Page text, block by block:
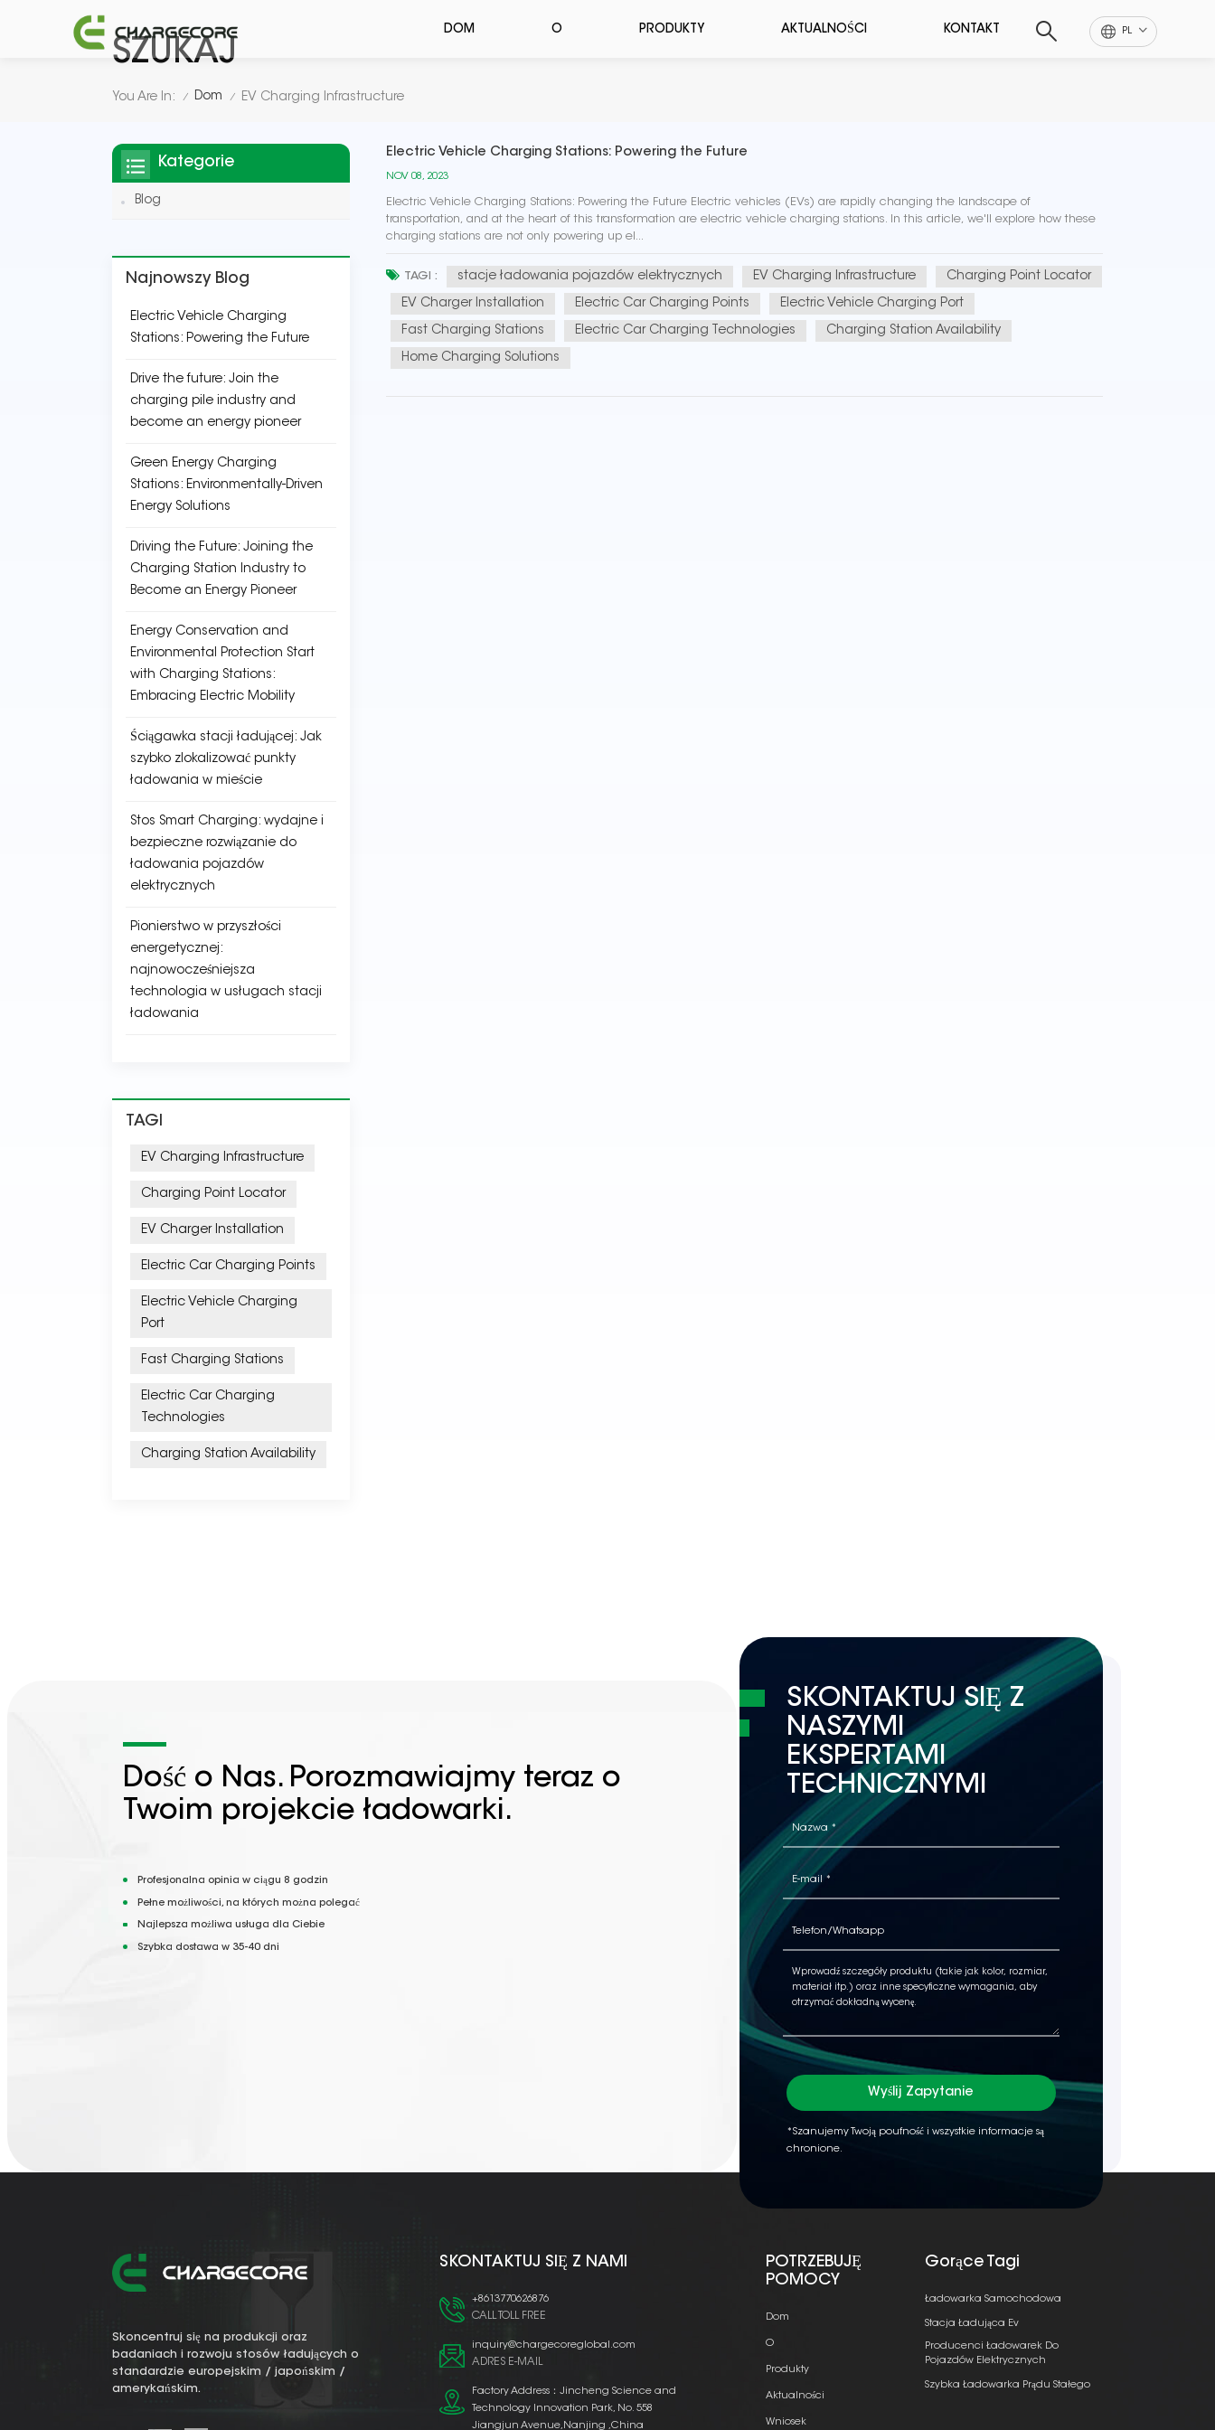
PL
DOM O PRODUKTY AKTUALNOŚCI KONTAKT
SZUKAJ
You Are In: / Dom / EV Charging Infrastructure
Electric Vehicle Charging Stations: Powering the Future
NOV 08, 2023
Electric Vehicle Charging Stations: Powering the Future Electric vehicles (EVs) are rapidly changing the landscape of
transportation, and at the heart of this transformation are electric vehicle charging stations. In this article, we'll explore how these
charging stations are not only powering up el...
TAGI : stacje ładowania pojazdów elektrycznych EV Charging Infrastructure Charging Point Locator
EV Charger Installation Electric Car Charging Points Electric Vehicle Charging Port
Fast Charging Stations Electric Car Charging Technologies Charging Station Availability
Home Charging Solutions
Kategorie
Blog
Najnowszy Blog
Electric Vehicle Charging
Stations: Powering the Future
Drive the future: Join the
charging pile industry and
become an energy pioneer
Green Energy Charging
Stations: Environmentally-Driven
Energy Solutions
Driving the Future: Joining the
Charging Station Industry to
Become an Energy Pioneer
Energy Conservation and
Environmental Protection Start
with Charging Stations:
Embracing Electric Mobility
Ściągawka stacji ładującej: Jak
szybko zlokalizować punkty
ładowania w mieście
Stos Smart Charging: wydajne i
bezpieczne rozwiązanie do
ładowania pojazdów
elektrycznych
Pionierstwo w przyszłości
energetycznej:
najnowocześniejsza
technologia w usługach stacji
ładowania
TAGI
EV Charging Infrastructure
Charging Point Locator
EV Charger Installation
Electric Car Charging Points
Electric Vehicle Charging
Port
Fast Charging Stations
Electric Car Charging
Technologies
Charging Station Availability
Dość o Nas. Porozmawiajmy teraz o
Twoim projekcie ładowarki.
Profesjonalna opinia w ciągu 8 godzin
Pełne możliwości, na których można polegać
Najlepsza możliwa usługa dla Ciebie
Szybka dostawa w 35-40 dni
SKONTAKTUJ SIĘ Z
NASZYMI
EKSPERTAMI
TECHNICZNYMI
Wyślij Zapytanie
*Szanujemy Twoją poufność i wszystkie informacje są
chronione.
Skoncentruj się na produkcji oraz
badaniach i rozwoju stosów ładujących o
standardzie europejskim / japońskim /
amerykańskim.
SKONTAKTUJ SIĘ Z NAMI
+8613770626876
CALL TOLL FREE
inquiry@chargecoreglobal.com
ADRES E-MAIL
Factory Address：Jincheng Science and
Technology Innovation Park, No. 558
Jiangjun Avenue,Nanjing ,China
POTRZEBUJĘ
POMOCY
Dom
O
Produkty
Aktualności
Wniosek
Gorące Tagi
Ładowarka Samochodowa
Stacja Ładująca Ev
Producenci Ładowarek Do
Pojazdów Elektrycznych
Szybka Ładowarka Prądu Stałego